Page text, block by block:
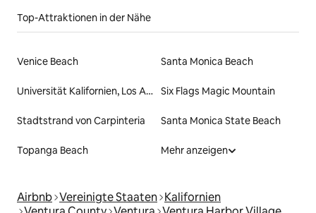
Top-Attraktionen in der Nähe
Venice Beach Santa Monica Beach
Universität Kalifornien, Los Angeles Six Flags Magic Mountain
Stadtstrand von Carpinteria Santa Monica State Beach
Topanga Beach Mehr anzeigen
Airbnb Vereinigte Staaten Kalifornien